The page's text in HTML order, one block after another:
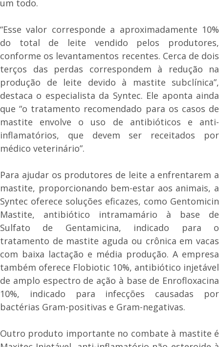
um todo.
“Esse valor corresponde a aproximadamente 10%
do total de leite vendido pelos produtores,
conforme os levantamentos recentes. Cerca de dois
terços das perdas correspondem à redução na
produção de leite devido à mastite subclínica”,
destaca o especialista da Syntec. Ele aponta ainda
que “o tratamento recomendado para os casos de
mastite envolve o uso de antibióticos e anti-
inflamatórios, que devem ser receitados por
médico veterinário”.
Para ajudar os produtores de leite a enfrentarem a
mastite, proporcionando bem-estar aos animais, a
Syntec oferece soluções eficazes, como Gentomicin
Mastite, antibiótico intramamário à base de
Sulfato de Gentamicina, indicado para o
tratamento de mastite aguda ou crônica em vacas
com baixa lactação e média produção. A empresa
também oferece Flobiotic 10%, antibiótico injetável
de amplo espectro de ação à base de Enrofloxacina
10%, indicado para infecções causadas por
bactérias Gram-positivas e Gram-negativas.
Outro produto importante no combate à mastite é